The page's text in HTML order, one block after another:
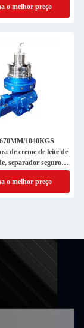
o melhor preço
1040KGS
de creme de leite de
separador seguro
de óleo
o melhor preço